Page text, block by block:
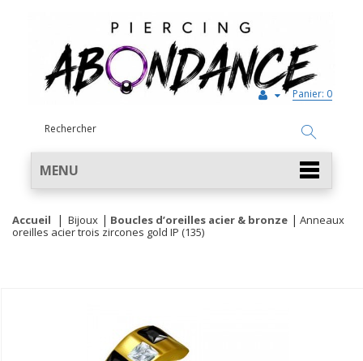
Panier: 0
MENU
Accueil Bijoux Boucles d’oreilles acier & bronze
Anneaux
oreilles acier trois zircones gold IP (135)